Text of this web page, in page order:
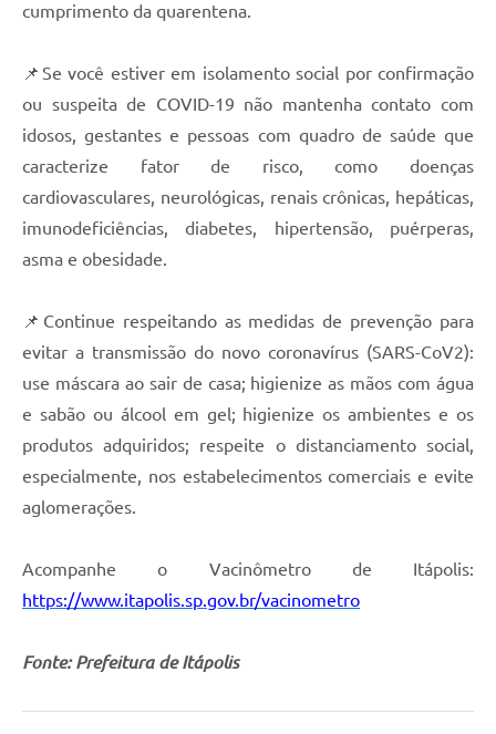
cumprimento da quarentena.
📌Se você estiver em isolamento social por confirmação
ou suspeita de COVID-19 não mantenha contato com
idosos, gestantes e pessoas com quadro de saúde que
caracterize fator de risco, como doenças
cardiovasculares, neurológicas, renais crônicas, hepáticas,
imunodeficiências, diabetes, hipertensão, puérperas,
asma e obesidade.
📌Continue respeitando as medidas de prevenção para
evitar a transmissão do novo coronavírus (SARS-CoV2):
use máscara ao sair de casa; higienize as mãos com água
e sabão ou álcool em gel; higienize os ambientes e os
produtos adquiridos; respeite o distanciamento social,
especialmente, nos estabelecimentos comerciais e evite
aglomerações.
Acompanhe o Vacinômetro de Itápolis:
https://www.itapolis.sp.gov.br/vacinometro
Fonte: Prefeitura de Itápolis